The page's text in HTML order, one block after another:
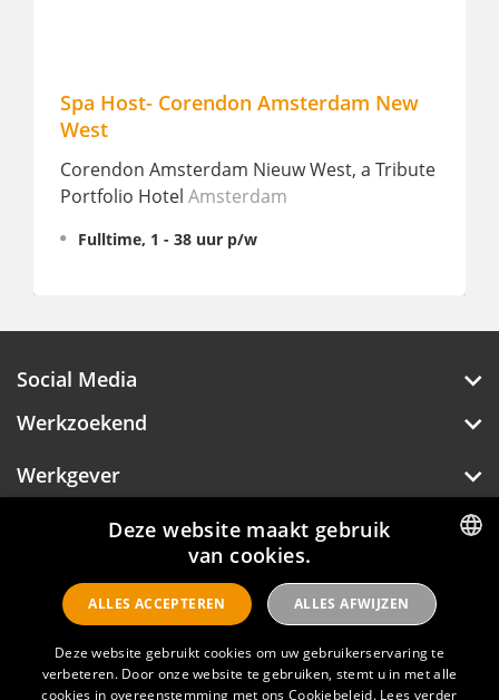
New
West, a Tribute
Stage MBO en HBO
Stage, 24 - 38 uur p/w
Social Media
Werkzoekend
Werkgever
Over Hotelprofessionals
Hotelprofessionals
DUTCH
ENGLISH
Deze website maakt gebruik
van cookies.
Deze website gebruikt cookies om uw gebruikerservaring te
verbeteren. Door onze website te gebruiken, stemt u in met alle
cookies in overeenstemming met ons Cookiebeleid. Lees verder
ALLES ACCEPTEREN ALLES AFWIJZEN